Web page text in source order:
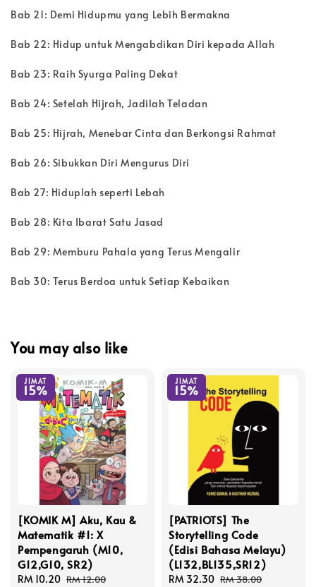
Bab 21: Demi Hidupmu yang Lebih Bermakna
Bab 22: Hidup untuk Mengabdikan Diri kepada Allah
Bab 23: Raih Syurga Paling Dekat
Bab 24: Setelah Hijrah, Jadilah Teladan
Bab 25: Hijrah, Menebar Cinta dan Berkongsi Rahmat
Bab 26: Sibukkan Diri Mengurus Diri
Bab 27: Hiduplah seperti Lebah
Bab 28: Kita Ibarat Satu Jasad
Bab 29: Memburu Pahala yang Terus Mengalir
Bab 30: Terus Berdoa untuk Setiap Kebaikan
You may also like
JIMAT
15%
[KOMIK M] Aku, Kau &
Matematik #1: X
Pempengaruh (M10,
G12,G10, SR2)
Sale
RM 10.20 Regular
RM 12.00
JIMAT
15%
[PATRIOTS] The
Storytelling Code
(Edisi Bahasa Melayu)
(L132,BL135,SR12)
Sale
RM 32.30 Regular
RM 38.00